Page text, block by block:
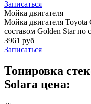
Записаться
Мойка двигателя
Мойка двигателя Toyota
составом Golden Star по
3961 руб
Записаться
Тонировка
Solara цена: